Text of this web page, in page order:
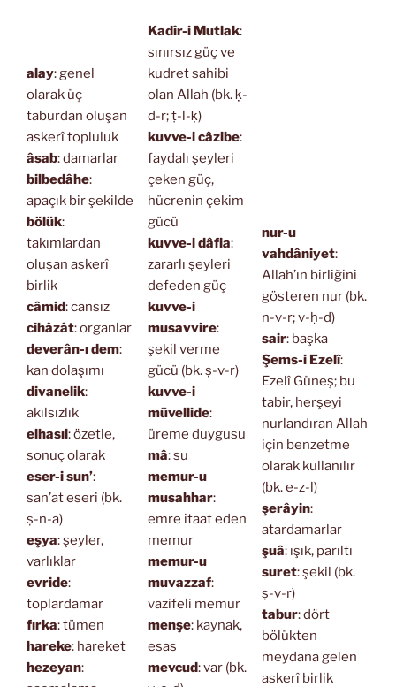
alay: genel
olarak üç
taburdan oluşan
askerî topluluk
âsab: damarlar
bilbedâhe:
apaçık bir şekilde
bölük:
takımlardan
oluşan askerî
birlik
câmid: cansız
cihâzât: organlar
deverân-ı dem:
kan dolaşımı
divanelik:
akılsızlık
elhasıl: özetle,
sonuç olarak
eser-i sun’:
san’at eseri (bk.
ṣ-n-a)
eşya: şeyler,
varlıklar
evride:
toplardamar
fırka: tümen
hareke: hareket
hezeyan:
Kadîr-i Mutlak:
sınırsız güç ve
kudret sahibi
olan Allah (bk. ḳ-
d-r; ṭ-l-ḳ)
kuvve-i câzibe:
faydalı şeyleri
çeken güç,
hücrenin çekim
gücü
kuvve-i dâfia:
zararlı şeyleri
defeden güç
kuvve-i
musavvire:
şekil verme
gücü (bk. ṣ-v-r)
kuvve-i
müvellide:
üreme duygusu
mâ: su
memur-u
musahhar:
emre itaat eden
memur
memur-u
muvazzaf:
vazifeli memur
menşe: kaynak,
esas
mevcud: var (bk.
nur-u
vahdâniyet:
Allah’ın birliğini
gösteren nur (bk.
n-v-r; v-ḥ-d)
sair: başka
Şems-i Ezelî:
Ezelî Güneş; bu
tabir, herşeyi
nurlandıran Allah
için benzetme
olarak kullanılır
(bk. e-z-l)
şerâyin:
atardamarlar
şuâ: ışık, parıltı
suret: şekil (bk.
ṣ-v-r)
tabur: dört
bölükten
meydana gelen
askerî birlik